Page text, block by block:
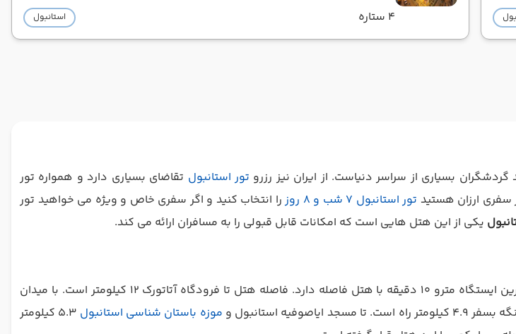
4 ستاره
استانبول
بسیاری از سراسر دنیاست. از ایران نیز رزرو تور استانبول تقاضای بسیاری دارد و همواره تور
سفری ارزان هستید تور استانبول 7 شب و 8 روز
را انتخاب کنید و اگر سفری خاص و ویژه می خواهید تور
یکی از این هتل هایی است که امکانات قابل قبولی را به مسافران ارائه می کند.
هتل 4 ستاره د سیتی استانبول در منطقه آکسارای و ینیکاپی قرار گرفته است. نزدیک ترین ایستگاه مترو 10 دقیقه با هتل فاصله دارد. فاصله هتل تا فرودگاه آتاتورک 12 کیلومتر است. با میدان
موزه باستان شناسی استانبول
5.3 کیلومتر